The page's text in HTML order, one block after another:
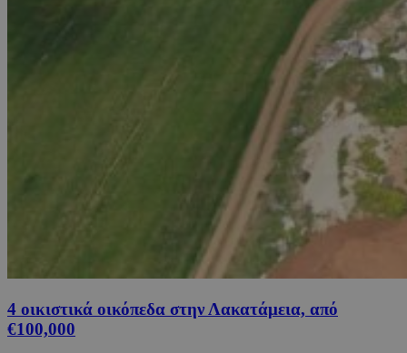
4 οικιστικά οικόπεδα στην Λακατάμεια, από
€100,000